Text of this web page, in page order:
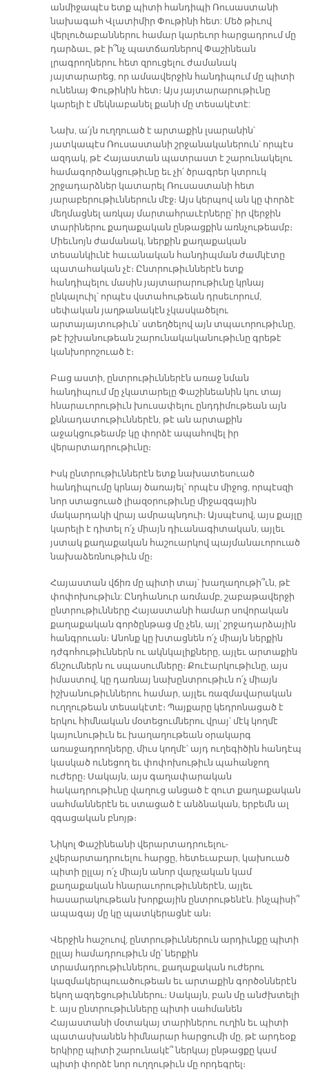
անմիջապէս ետք պիտի հանդիպի Ռուսաստանի
նախագահ Վլատիմիր Փութինի հետ: Մեծ թիւով
վերլուծաբաններու համար կարեւոր հարցադրում մը
դարձաւ, թէ ի՞նչ պատճառներով Փաշինեան
լրագրողներու հետ զրուցելու ժամանակ
յայտարարեց, որ ամսավերջին հանդիպում մը պիտի
ունենայ Փութինին հետ։ Այս յայտարարութիւնը
կարելի է մեկնաբանել քանի մը տեսակէտէ:
Նախ, ա՛յն ուղղուած է արտաքին լսարանին՝
յատկապէս Ռուսաստանի շրջանականերուն՝ որպէս
ազդակ, թէ Հայաստան պատրաստ է շարունակելու
համագործակցութիւնը եւ չի՛ ծրագրեր կտրուկ
շրջադարձներ կատարել Ռուսաստանի հետ
յարաբերութիւններուն մէջ։ Այս կերպով ան կը փորձէ
մեղմացնել առկայ մարտահրաւէրները՝ իր վերջին
տարիներու քաղաքական ընթացքին առնչութեամբ։
Միեւնոյն ժամանակ, ներքին քաղաքական
տեսանկիւնէ հաւանական հանդիպման ժամկէտը
պատահական չէ։ Ընտրութիւններէն ետք
հանդիպելու մասին յայտարարութիւնը կրնայ
ընկալուիլ՝ որպէս վստահութեան դրսեւորում,
սեփական յաղթանակէն չկասկածելու
արտայայտութիւն՝ ստեղծելով այն տպաւորութիւնը,
թէ իշխանութեան շարունակականութիւնը գրեթէ
կանխորոշուած է։
Բաց աստի, ընտրութիւններէն առաջ նման
հանդիպում մը չկատարելը Փաշինեանին կու տայ
հնարաւորութիւն խուսափելու ընդդիմութեան այն
քննադատութիւններէն, թէ ան արտաքին
աջակցութեամբ կը փորձէ ապահովել իր
վերարտադրութիւնը։
Իսկ ընտրութիւններէն ետք նախատեսուած
հանդիպումը կրնայ ծառայել՝ որպէս միջոց, որպէսզի
նոր ստացուած լիազօրութիւնը միջազգային
մակարդակի վրայ ամրապնդուի։ Այսպէսով, այս քայլը
կարելի է դիտել ո՛չ միայն դիւանագիտական, այլեւ
յստակ քաղաքական հաշուարկով պայմանաւորուած
նախաձեռնութիւն մը։
Հայաստան վճիռ մը պիտի տայ՝ խաղաղութի՞ւն, թէ
փոփոխութիւն: Ընդհանուր առմամբ, շաբաթավերջի
ընտրութիւնները Հայաստանի համար սովորական
քաղաքական գործընթաց մը չեն, այլ՝ շրջադարձային
հանգրուան։ Անոնք կը խտացնեն ո՛չ միայն ներքին
դժգոհութիւններն ու ակնկալիքները, այլեւ արտաքին
ճնշումներն ու սպասումները։ Քուէարկութիւնը, այս
իմաստով, կը դառնայ նախընտրութիւն ո՛չ միայն
իշխանութիւններու համար, այլեւ ռազմավարական
ուղղութեան տեսակէտէ։ Պայքարը կեդրոնացած է
երկու հիմնական մօտեցումներու վրայ՝ մէկ կողմէ
կայունութիւն եւ խաղաղութեան օրակարգ
առաջադրողները, միւս կողմէ՝ այդ ուղեգիծին հանդէպ
կասկած ունեցող եւ փոփոխութիւն պահանջող
ուժերը։ Սակայն, այս գաղափարական
հակադրութիւնը վաղուց անցած է զուտ քաղաքական
սահմաններէն եւ ստացած է անձնական, երբեմն ալ
զգացական բնոյթ։
Նիկոլ Փաշինեանի վերարտադրուելու-
չվերարտադրուելու հարցը, հետեւաբար, կախուած
պիտի ըլլայ ո՛չ միայն անոր վարչական կամ
քաղաքական հնարաւորութիւններէն, այլեւ
հասարակութեան խորքային ընտրութենէն. ինչպիսի՞
ապագայ մը կը պատկերացնէ ան։
Վերջին հաշուով, ընտրութիւններուն արդիւնքը պիտի
ըլլայ համադրութիւն մը՝ ներքին
տրամադրութիւններու, քաղաքական ուժերու
կազմակերպուածութեան եւ արտաքին գործօններէն
եկող ազդեցութիւններու։ Սակայն, բան մը անժխտելի
է. այս ընտրութիւնները պիտի սահմանեն
Հայաստանի մօտակայ տարիներու ուղին եւ պիտի
պատասխանեն հիմնարար հարցումի մը, թէ արդեօք
երկիրը պիտի շարունակէ՞ ներկայ ընթացքը կամ
պիտի փորձէ նոր ուղղութիւն մը որդեգրել։